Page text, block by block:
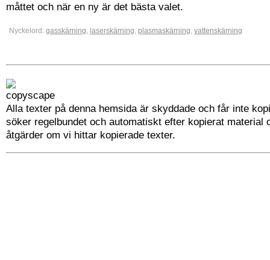
måttet och när en ny är det bästa valet.
Nyckelord: gasskärning, laserskärning, plasmaskärning, vattenskärning
Alla texter på denna hemsida är skyddade och får inte
söker regelbundet och automatiskt efter kopierat material
åtgärder om vi hittar kopierade texter.